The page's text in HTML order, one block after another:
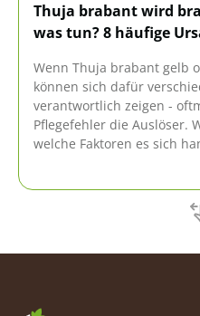
Thuja brabant wird
was tun? 8 häufige
Wenn Thuja brabant gelb
können sich dafür
verantwortlich zeigen -
Pflegefehler die Auslöser.
welche Faktoren es sich